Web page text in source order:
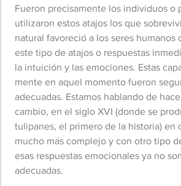
Fueron precisamente los individuos o
utilizaron estos atajos los que
natural favoreció a los seres humanos
este tipo de atajos o respuestas
la intuición y las emociones. Estas
mente en aquel momento fueron
adecuadas. Estamos hablando de
cambio, en el siglo XVI (donde se
tulipanes, el primero de la historia) en
mucho más complejo y con otro tipo
esas respuestas emocionales ya no
adecuadas.